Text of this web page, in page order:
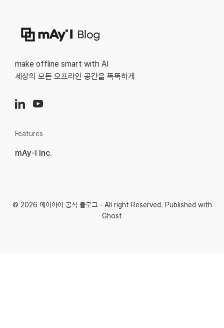
make offline smart with AI
세상의 모든 오프라인 공간을 똑똑하게
Features
mAy-I Inc.
© 2026 메이아이 공식 블로그- All right Reserved. Published with
Ghost